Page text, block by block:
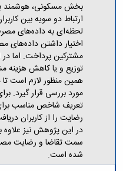
نامه
نامه
های
پژوهشی
فرم
های
پژوهشی
بخش مسکونی، هوشمند
ارتباط دو سویه بین
لحظه‌ای به داده‌های
اختیار داشتن داده‌های
مشترکین پرداخت. اما
توزیع و یا کاهش هزینه
همین منظور لازم است
مورد بررسی قرار گیرد.
تعریف شاخص مناسب
رضایت را از کاربران
در این پژوهش نیز علاوه
سمت تقاضا و رضایت
شده است.